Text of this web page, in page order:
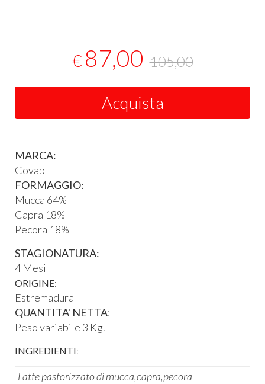
€ 87,00 105,00
Acquista
MARCA:
Covap
FORMAGGIO:
Mucca 64%
Capra 18%
Pecora 18%
STAGIONATURA:
4 Mesi
ORIGINE:
Estremadura
QUANTITA' NETTA:
Peso variabile 3 Kg.
INGREDIENTI:
Latte pastorizzato di mucca,capra,pecora